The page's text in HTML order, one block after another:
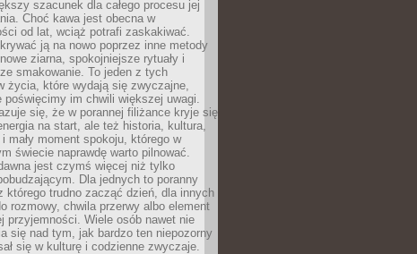
szacunek dla całego procesu jej
Choć kawa jest obecna w
od lat, wciąż potrafi zaskakiwać.
ją na nowo poprzez inne metody
ziarna, spokojniejsze rytuały i
smakowanie. To jeden z tych
życia, które wydają się zwyczajne,
poświęcimy im chwili większej uwagi.
się, że w porannej filiżance kryje się
na start, ale też historia, kultura,
i mały moment spokoju, którego w
świecie naprawdę warto pilnować.
jest czymś więcej niż tylko
Dla jednych to poranny
którego trudno zacząć dzień, dla innych
rozmowy, chwila przerwy albo element
przyjemności. Wiele osób nawet nie
się nad tym, jak bardzo ten niepozorny
się w kulturę i codzienne zwyczaje.